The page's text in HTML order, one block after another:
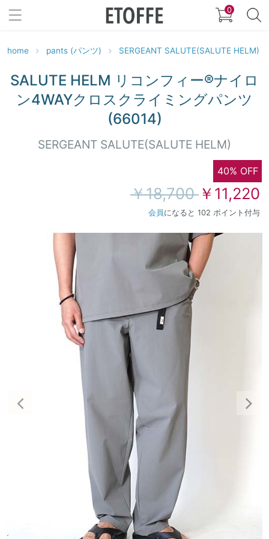
0
home pants (パンツ) SERGEANT SALUTE(SALUTE HELM)
SALUTE HELM リコンフィー®︎ナイロ
ン4WAYクロスクライミングパンツ
(66014)
SERGEANT SALUTE(SALUTE HELM)
40% OFF
￥18,700￥11,220
会員 になると 102 ポイント付与
Previous Next